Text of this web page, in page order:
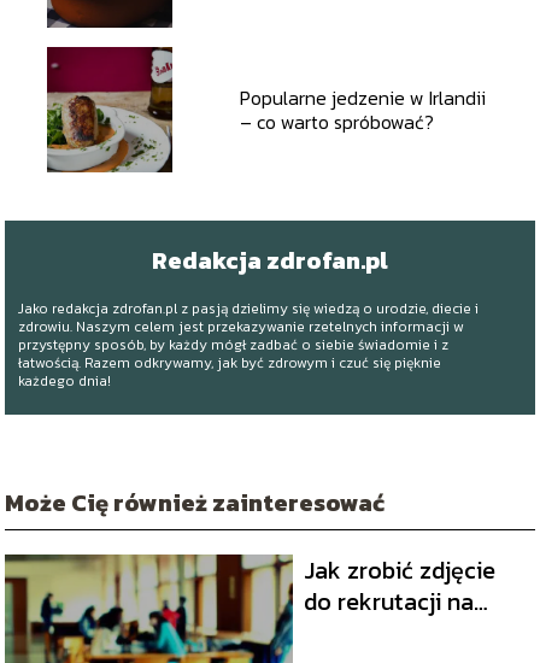
Popularne jedzenie w Irlandii
– co warto spróbować?
Redakcja zdrofan.pl
Jako redakcja zdrofan.pl z pasją dzielimy się wiedzą o urodzie, diecie i
zdrowiu. Naszym celem jest przekazywanie rzetelnych informacji w
przystępny sposób, by każdy mógł zadbać o siebie świadomie i z
łatwością. Razem odkrywamy, jak być zdrowym i czuć się pięknie
każdego dnia!
Może Cię również zainteresować
Jak zrobić zdjęcie
do rekrutacji na